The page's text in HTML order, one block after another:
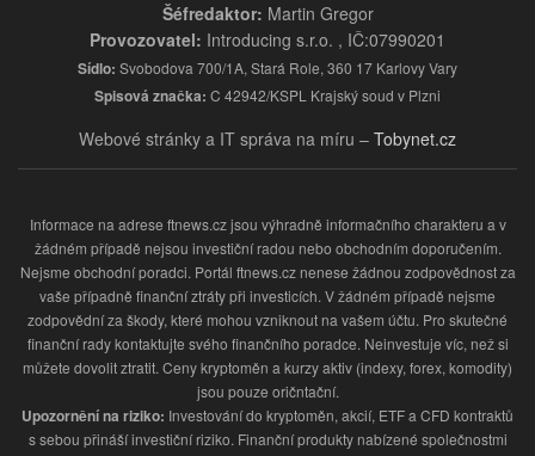
Šéfredaktor: Martin Gregor
Provozovatel: Introducing s.r.o. , IČ:07990201
Sídlo: Svobodova 700/1A, Stará Role, 360 17 Karlovy Vary
Spisová značka: C 42942/KSPL Krajský soud v Plzni
Webové stránky a IT správa na míru – Tobynet.cz
Informace na adrese ftnews.cz jsou výhradně informačního charakteru a v
žádném případě nejsou investiční radou nebo obchodním doporučením.
Nejsme obchodní poradci. Portál ftnews.cz nenese žádnou zodpovědnost za
vaše případně finanční ztráty při investicích. V žádném případě nejsme
zodpovědní za škody, které mohou vzniknout na vašem účtu. Pro skutečné
finanční rady kontaktujte svého finančního poradce. Neinvestuje víc, než si
můžete dovolit ztratit. Ceny kryptoměn a kurzy aktiv (indexy, forex, komodity)
jsou pouze oričntační.
Upozornění na riziko: Investování do kryptoměn, akcií, ETF a CFD kontraktů
s sebou přináší investiční riziko. Finanční produkty nabízené společnostmi